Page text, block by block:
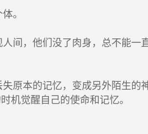
。
，他们没了肉身，总不能一
本的记忆，变成另外陌生的
机觉醒自己的使命和记忆。